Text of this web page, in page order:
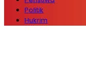
Politik
Hukrim